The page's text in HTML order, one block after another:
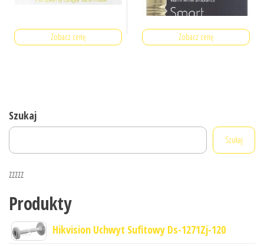
Zobacz cenę Zobacz cenę
Szukaj
Szukaj
zzzzz
Produkty
Hikvision Uchwyt Sufitowy Ds-1271Zj-120